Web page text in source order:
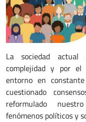
La sociedad
complejidad y por
entorno en
cuestionado
reformulado
fenómenos políticos y